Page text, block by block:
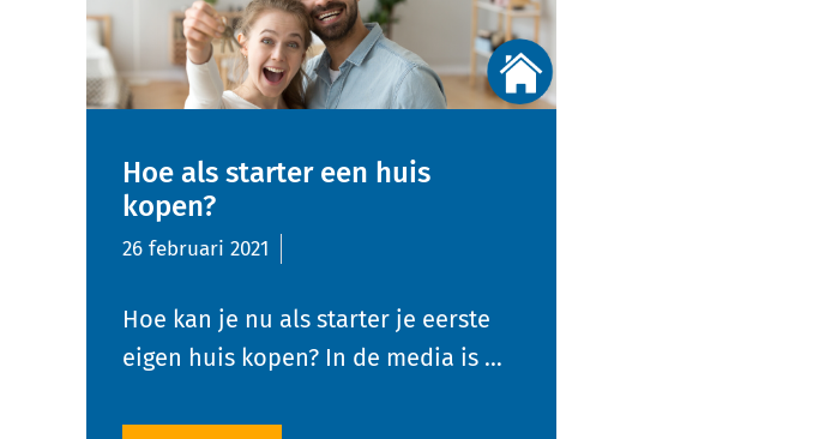
Hoe als starter een huis
kopen?
26 februari 2021
Hoe kan je nu als starter je eerste
eigen huis kopen? In de media is …